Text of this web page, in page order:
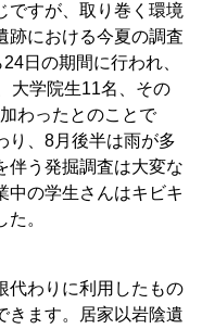
ですが、取り巻く環境
跡における今夏の調査
日の期間に行われ、
大学院生11名、その
わったとのことで
り、8月後半は雨が多
伴う発掘調査は大変な
中の学生さんはキビキ
。
わりに利用したもの
きます。居家以岩陰遺